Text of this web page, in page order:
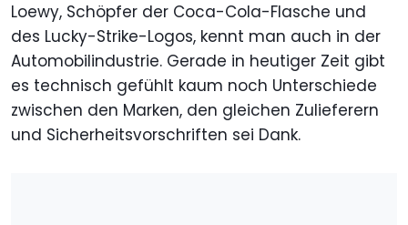
Loewy, Schöpfer der Coca-Cola-Flasche und
des Lucky-Strike-Logos, kennt man auch in der
Automobilindustrie. Gerade in heutiger Zeit gibt
es technisch gefühlt kaum noch Unterschiede
zwischen den Marken, den gleichen Zulieferern
und Sicherheitsvorschriften sei Dank.